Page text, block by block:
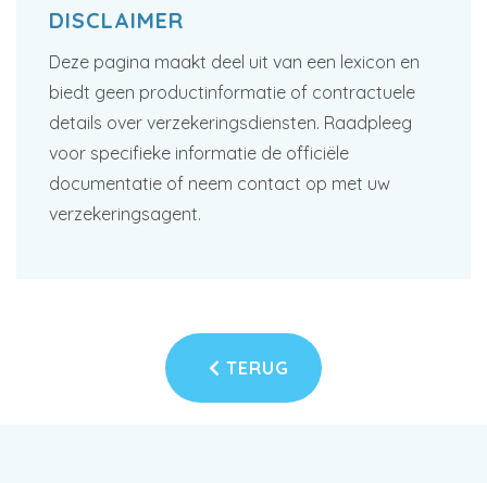
DISCLAIMER
Deze pagina maakt deel uit van een lexicon en
biedt geen productinformatie of contractuele
details over verzekeringsdiensten. Raadpleeg
voor specifieke informatie de officiële
documentatie of neem contact op met uw
verzekeringsagent.
TERUG